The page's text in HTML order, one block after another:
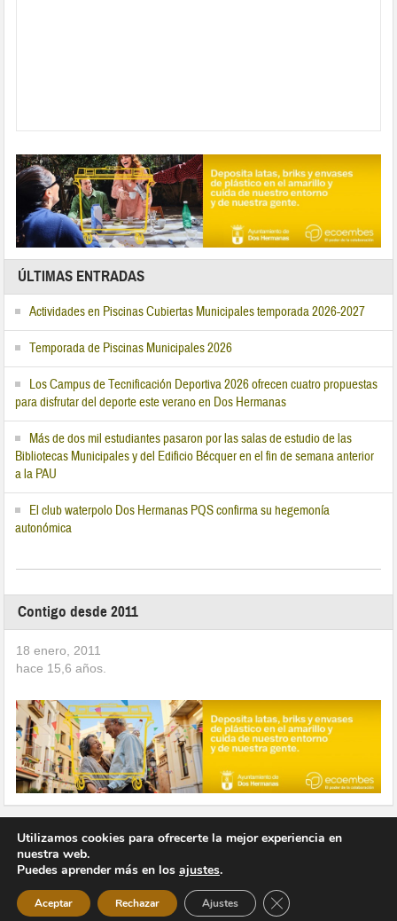
ÚLTIMAS ENTRADAS
Actividades en Piscinas Cubiertas Municipales temporada 2026-2027
Temporada de Piscinas Municipales 2026
Los Campus de Tecnificación Deportiva 2026 ofrecen cuatro propuestas
para disfrutar del deporte este verano en Dos Hermanas
Más de dos mil estudiantes pasaron por las salas de estudio de las
Bibliotecas Municipales y del Edificio Bécquer en el fin de semana anterior
a la PAU
El club waterpolo Dos Hermanas PQS confirma su hegemonía
autonómica
Contigo desde 2011
18 enero, 2011
hace 15,6 años.
Copyright © 2026 Vivir en Montequinto Periódico Digital
Utilizamos cookies para ofrecerte la mejor experiencia en
nuestra web.
Puedes aprender más en los ajustes.
Aceptar Rechazar Ajustes Cerrar el banner de